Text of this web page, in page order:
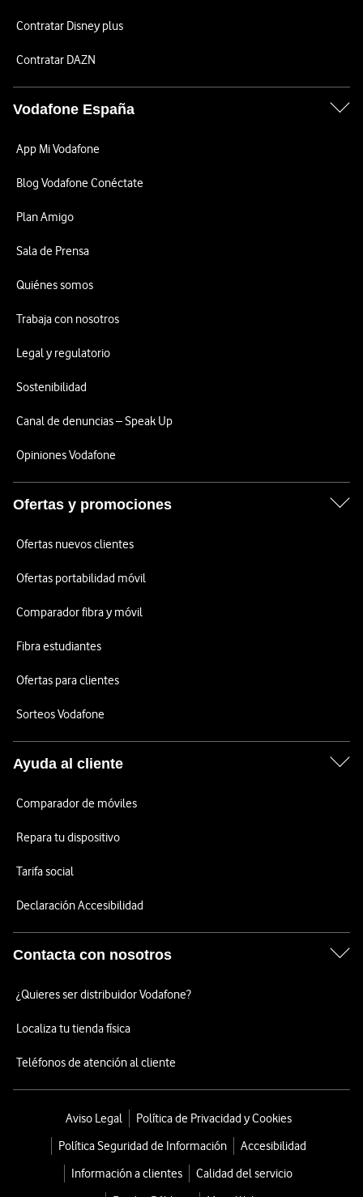
Contratar Disney plus
Contratar DAZN
Vodafone España
App Mi Vodafone
Blog Vodafone Conéctate
Plan Amigo
Sala de Prensa
Quiénes somos
Trabaja con nosotros
Legal y regulatorio
Sostenibilidad
Canal de denuncias – Speak Up
Opiniones Vodafone
Ofertas y promociones
Ofertas nuevos clientes
Ofertas portabilidad móvil
Comparador fibra y móvil
Fibra estudiantes
Ofertas para clientes
Sorteos Vodafone
Ayuda al cliente
Comparador de móviles
Repara tu dispositivo
Tarifa social
Declaración Accesibilidad
Contacta con nosotros
¿Quieres ser distribuidor Vodafone?
Localiza tu tienda física
Teléfonos de atención al cliente
Aviso Legal
Política de Privacidad y Cookies
Política Seguridad de Información
Accesibilidad
Información a clientes
Calidad del servicio